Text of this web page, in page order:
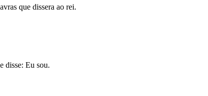
que dissera ao rei.
disse: Eu sou.